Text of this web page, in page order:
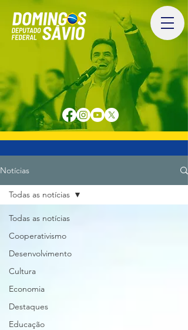
Notícias
Todas as notícias
Cooperativismo
Desenvolvimento
Cultura
Economia
Destaques
Educação
Todas as notícias